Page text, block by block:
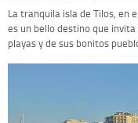
La tranquila isla de Tilos, en
es un bello destino que
playas y de sus bonitos